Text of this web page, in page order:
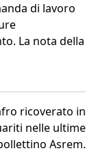
di lavoro
La nota della
ricoverato in
nelle ultime
Asrem.